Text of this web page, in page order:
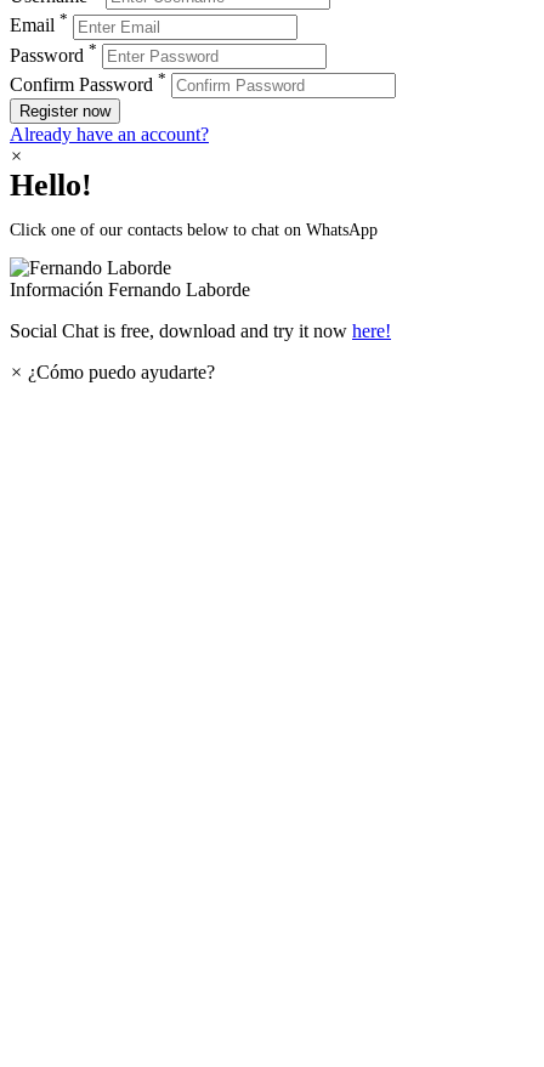
Email *
Password *
Confirm Password *
Register now
Already have an account?
×
Hello!
Click one of our contacts below to chat on WhatsApp
Información Fernando Laborde
Social Chat is free, download and try it now here!
× ¿Cómo puedo ayudarte?